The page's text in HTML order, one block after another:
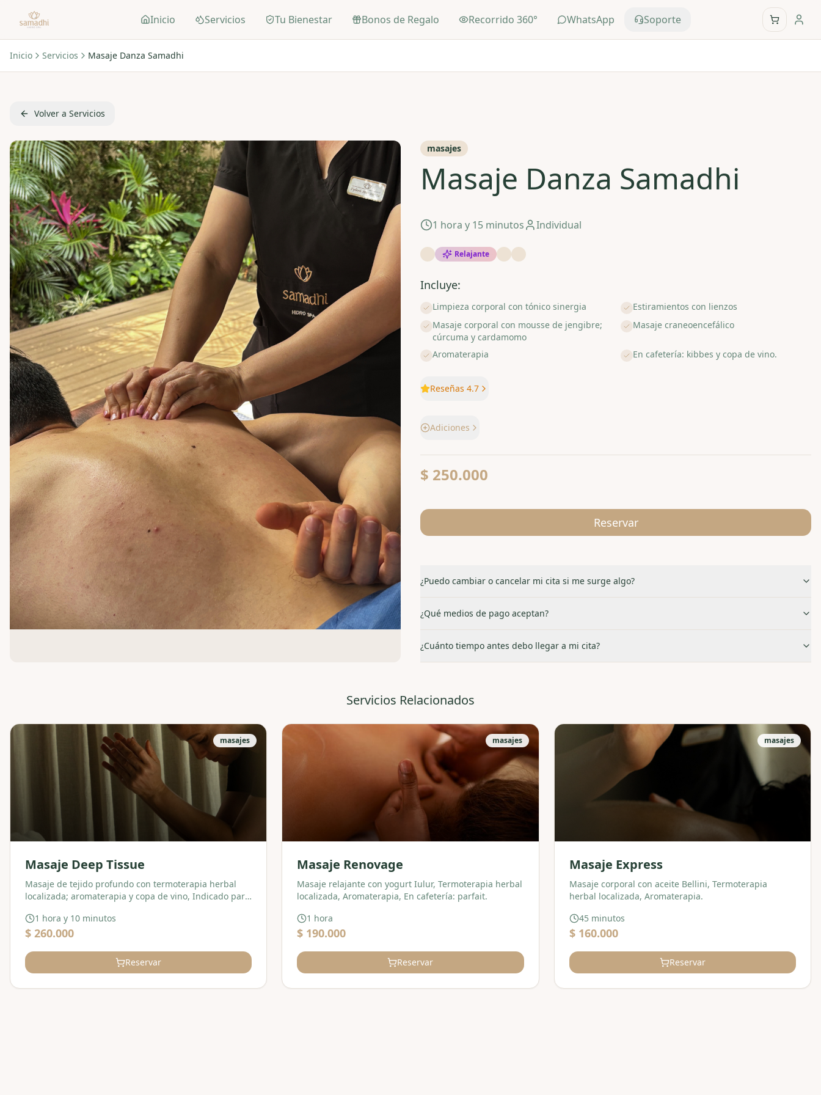
Inicio Servicios Tu Bienestar Bonos de Regalo Recorrido 360° WhatsApp Soporte
Inicio Servicios Masaje Danza Samadhi
Volver a Servicios
masajes
Masaje Danza Samadhi
1 hora y 15 minutos Individual
Relajante
Incluye:
Limpieza corporal con tónico sinergia
Estiramientos con lienzos
Masaje corporal con mousse de jengibre;
cúrcuma y cardamomo
Masaje craneoencefálico
Aromaterapia En cafetería: kibbes y copa de vino.
Reseñas 4.7
Adiciones
$ 250.000
Reservar
¿Puedo cambiar o cancelar mi cita si me surge algo?
¿Qué medios de pago aceptan?
¿Cuánto tiempo antes debo llegar a mi cita?
Servicios Relacionados
masajes
Masaje Deep Tissue
Masaje de tejido profundo con termoterapia herbal
localizada; aromaterapia y copa de vino, Indicado para
1 hora y 10 minutos
$ 260.000
Reservar
masajes
Masaje Renovage
Masaje relajante con yogurt Iulur, Termoterapia herbal
localizada, Aromaterapia, En cafetería: parfait.
1 hora
$ 190.000
Reservar
masajes
Masaje Express
Masaje corporal con aceite Bellini, Termoterapia
herbal localizada, Aromaterapia.
45 minutos
$ 160.000
Reservar